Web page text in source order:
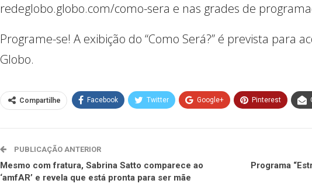
redeglobo.globo.com/como-sera e nas grades de
Programe-se! A exibição do “Como Será?” é prevista para
Globo.
Compartilhe Facebook Twitter Google+ Pinterest
PUBLICAÇÃO ANTERIOR
Mesmo com fratura, Sabrina Satto comparece ao
‘amfAR’ e revela que está pronta para ser mãe
Programa